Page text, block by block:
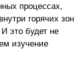
процессах,
горячих зон
это будет не
изучение